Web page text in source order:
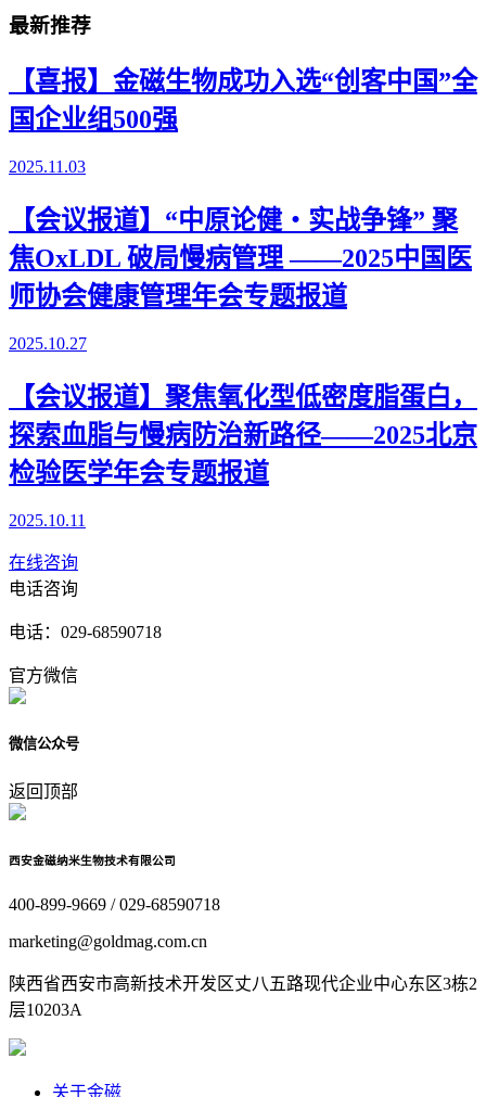
最新推荐
【喜报】金磁生物成功入选“创客中国”全
国企业组500强
2025.11.03
【会议报道】“中原论健・实战争锋” 聚
焦OxLDL 破局慢病管理 ——2025中国医
师协会健康管理年会专题报道
2025.10.27
【会议报道】聚焦氧化型低密度脂蛋白，
探索血脂与慢病防治新路径——2025北京
检验医学年会专题报道
2025.10.11
在线咨询
电话咨询
电话： 029-68590718
官方微信
微信公众号
返回顶部
西安金磁纳米生物技术有限公司
400-899-9669 / 029-68590718
marketing@goldmag.com.cn
陕西省西安市高新技术开发区丈八五路现代企业中心东区3栋2
层10203A
关于金磁